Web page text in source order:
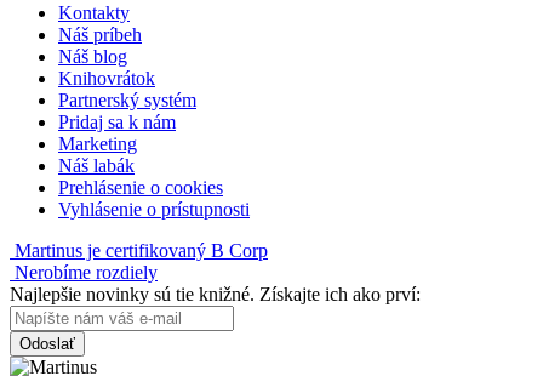
Kontakty
Náš príbeh
Náš blog
Knihovrátok
Partnerský systém
Pridaj sa k nám
Marketing
Náš labák
Prehlásenie o cookies
Vyhlásenie o prístupnosti
Martinus je certifikovaný B Corp
Nerobíme rozdiely
Najlepšie novinky sú tie knižné. Získajte ich ako prví:
Odoslať